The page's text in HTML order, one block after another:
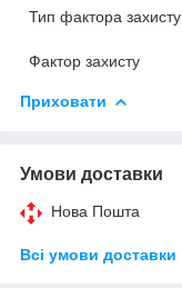
Тип фактора захисту
Фактор захисту
Приховати
Умови доставки
Нова Пошта
Всі умови доставки